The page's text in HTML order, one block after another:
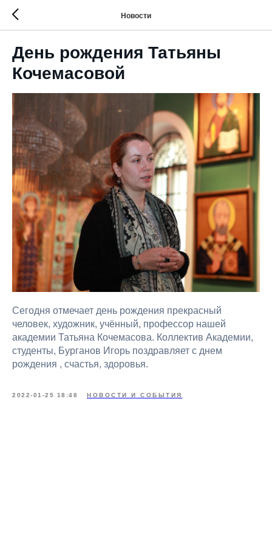
Новости
День рождения Татьяны
Кочемасовой
Сегодня отмечает день рождения прекрасный
человек, художник, учённый, профессор нашей
академии Татьяна Кочемасова. Коллектив Академии,
студенты, Бурганов Игорь поздравляет с днем
рождения , счастья, здоровья.
2022-01-25 18:48 НОВОСТИ И СОБЫТИЯ